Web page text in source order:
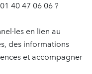
40 47 06 06 ?
en lien au
des informations
et accompagner